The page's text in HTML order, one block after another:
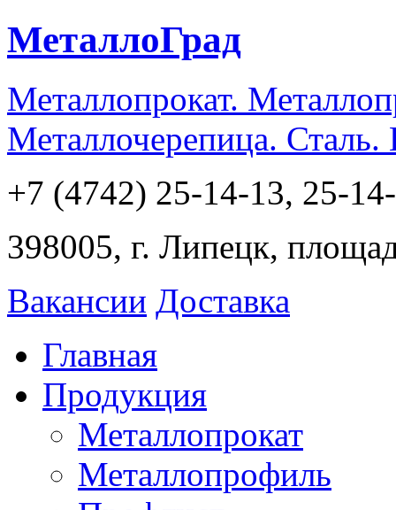
МеталлоГрад
Металлопрокат.
Металлочерепица.
+7 (4742) 25-14-13, 25-
398005, г. Липецк,
Вакансии Доставка
Главная
Продукция
Металлопрокат
Металлопрофиль